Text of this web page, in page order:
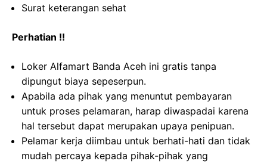
Surat keterangan sehat
Perhatian !!
Loker Alfamart Banda Aceh ini gratis tanpa
dipungut biaya sepeserpun.
Apabila ada pihak yang menuntut pembayaran
untuk proses pelamaran, harap diwaspadai karena
hal tersebut dapat merupakan upaya penipuan.
Pelamar kerja diimbau untuk berhati-hati dan tidak
mudah percaya kepada pihak-pihak yang